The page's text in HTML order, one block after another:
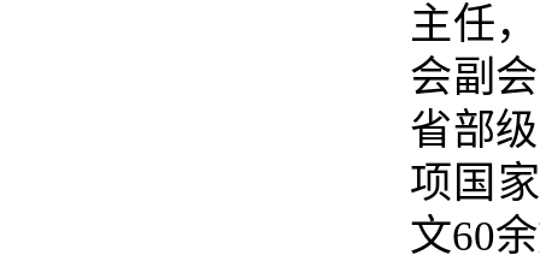
主任
会副
省部
项国
文60